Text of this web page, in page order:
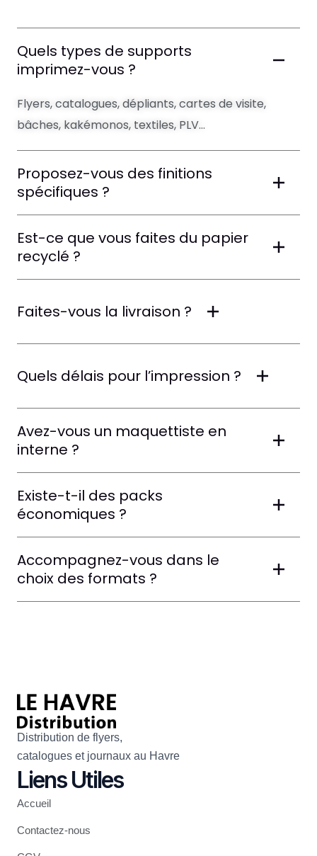
Quels types de supports
imprimez-vous ?
Flyers, catalogues, dépliants, cartes de visite,
bâches, kakémonos, textiles, PLV…
Proposez-vous des finitions
spécifiques ?
Est-ce que vous faites du papier
recyclé ?
Faites-vous la livraison ?
Quels délais pour l’impression ?
Avez-vous un maquettiste en
interne ?
Existe-t-il des packs
économiques ?
Accompagnez-vous dans le
choix des formats ?
Distribution de flyers,
catalogues et journaux au Havre
Liens Utiles
Accueil
Contactez-nous